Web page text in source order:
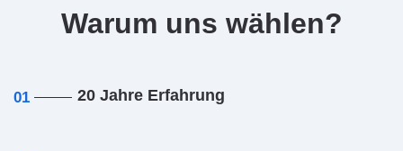
Warum uns wählen?
01 20 Jahre Erfahrung